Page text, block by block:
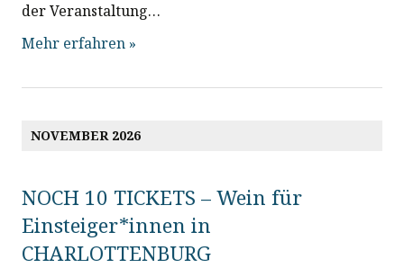
der Veranstaltung…
Mehr erfahren »
NOVEMBER 2026
NOCH 10 TICKETS – Wein für
Einsteiger*innen in
CHARLOTTENBURG